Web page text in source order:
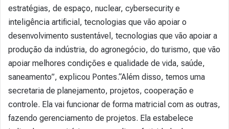
estratégias, de espaço, nuclear, cybersecurity e
inteligência artificial, tecnologias que vão apoiar o
desenvolvimento sustentável, tecnologias que vão apoiar a
produção da indústria, do agronegócio, do turismo, que vão
apoiar melhores condições e qualidade de vida, saúde,
saneamento”, explicou Pontes.“Além disso, temos uma
secretaria de planejamento, projetos, cooperação e
controle. Ela vai funcionar de forma matricial com as outras,
fazendo gerenciamento de projetos. Ela estabelece